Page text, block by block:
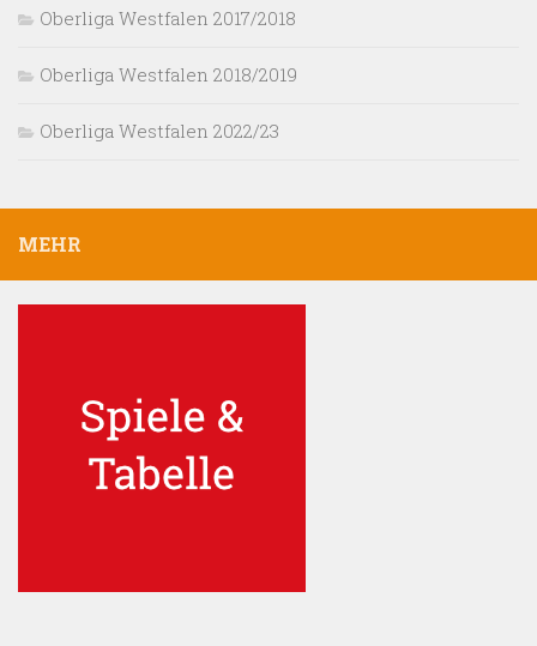
Oberliga Westfalen 2017/2018
Oberliga Westfalen 2018/2019
Oberliga Westfalen 2022/23
MEHR